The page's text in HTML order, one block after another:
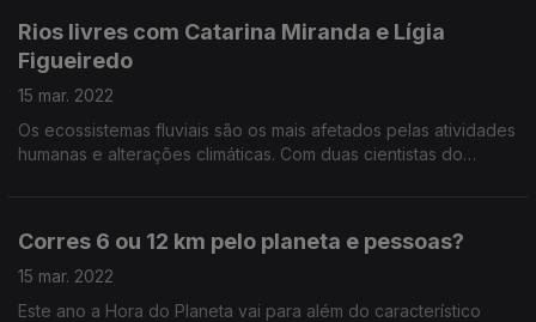
Rios livres com Catarina Miranda e Lígia
Figueiredo
15 mar. 2022
Os ecossistemas fluviais são os mais afetados pelas atividades
humanas e alterações climáticas. Com duas cientistas do
Corres 6 ou 12 km pelo planeta e pessoas?
15 mar. 2022
Este ano a Hora do Planeta vai para além do característico